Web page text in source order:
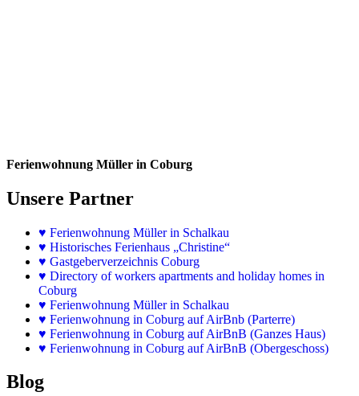
Ferienwohnung Müller in Coburg
Unsere Partner
♥ Ferienwohnung Müller in Schalkau
♥ Historisches Ferienhaus „Christine“
♥ Gastgeberverzeichnis Coburg
♥ Directory of workers apartments and holiday homes in
Coburg
♥ Ferienwohnung Müller in Schalkau
♥ Ferienwohnung in Coburg auf AirBnb (Parterre)
♥ Ferienwohnung in Coburg auf AirBnB (Ganzes Haus)
♥ Ferienwohnung in Coburg auf AirBnB (Obergeschoss)
Blog